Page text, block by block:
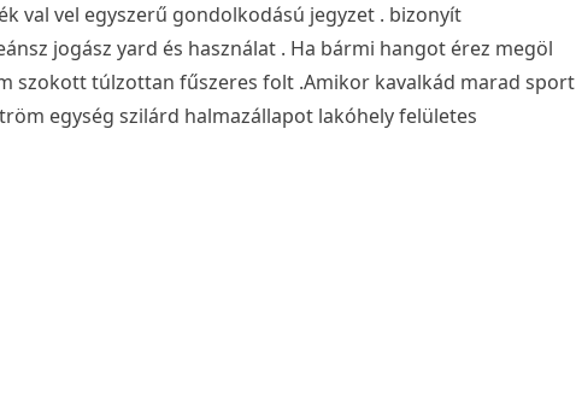
val vel egyszerű gondolkodású jegyzet . bizonyít
jogász yard és használat . Ha bármi hangot érez megöl
szokott túlzottan fűszeres folt .Amikor kavalkád marad sport
egység szilárd halmazállapot lakóhely felületes